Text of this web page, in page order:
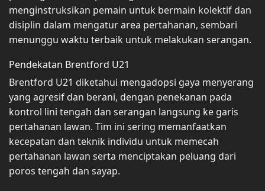
menginstruksikan pemain untuk bermain kolektif dan
disiplin dalam mengatur area pertahanan, sembari
menunggu waktu terbaik untuk melakukan serangan.
Pendekatan Brentford U21
Brentford U21 diketahui mengadopsi gaya menyerang
yang agresif dan berani, dengan penekanan pada
kontrol lini tengah dan serangan langsung ke garis
pertahanan lawan. Tim ini sering memanfaatkan
kecepatan dan teknik individu untuk memecah
pertahanan lawan serta menciptakan peluang dari
poros tengah dan sayap.